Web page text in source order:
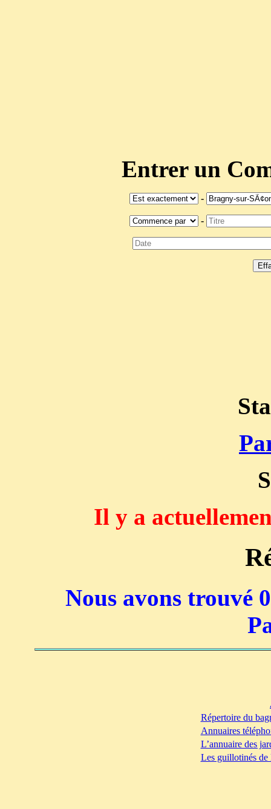
Entrer un
-
-
Il y a
Nous avons trouvé
Répertoire du
Annuaires
L’annuaire des
Les guillotinés de